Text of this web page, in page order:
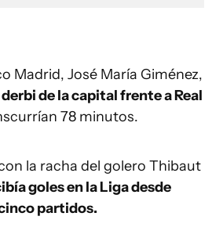
Madrid, José María Giménez,
de la capital frente a Real
78 minutos.
la racha del golero Thibaut
goles en la Liga desde
partidos.